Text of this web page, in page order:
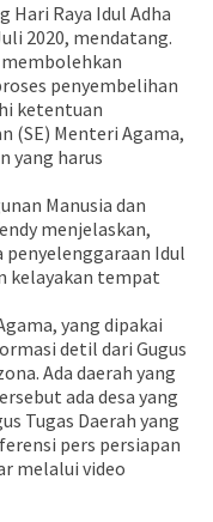
Hari Raya Idul Adha
2020, mendatang.
penyembelihan
ketentuan
(SE) Menteri Agama,
yang harus
Manusia dan
menjelaskan,
Idul
kelayakan tempat
yang dipakai
detil dari Gugus
Ada daerah yang
ada desa yang
Tugas Daerah yang
pers persiapan
melalui video